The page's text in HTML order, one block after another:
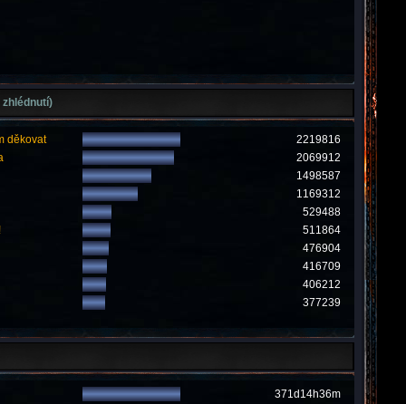
děkovat
2219816
2069912
1498587
1169312
529488
511864
476904
416709
406212
377239
371d14h36m